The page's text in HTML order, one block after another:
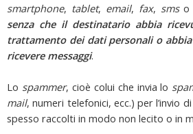
smartphone, tablet, email, fax, smso
senza che il destinatario abbia
trattamento dei dati personali o
ricevere messaggi.
Lo spammer, cioè colui che invia lo
mail, numeri telefonici, ecc.) per l’invio
spesso raccolti in modo non lecito o in